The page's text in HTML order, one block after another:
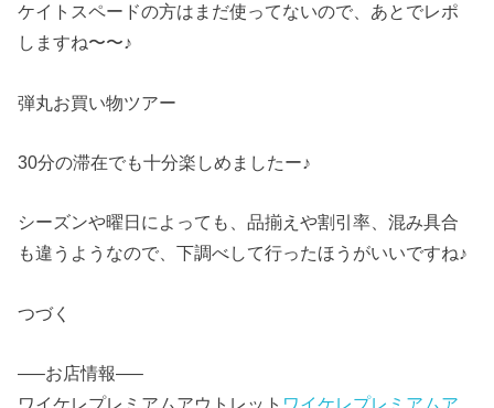
ケイトスペードの方はまだ使ってないので、あとでレポ
しますね〜〜♪
弾丸お買い物ツアー
30分の滞在でも十分楽しめましたー♪
シーズンや曜日によっても、品揃えや割引率、混み具合
も違うようなので、下調べして行ったほうがいいですね♪
つづく
—–お店情報—–
ワイケレプレミアムアウトレット ワイケレプレミアムア